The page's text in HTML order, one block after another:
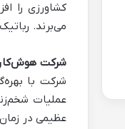
کشاورزی را
می‌برند.
شرکت
عملیات
عظیمی در